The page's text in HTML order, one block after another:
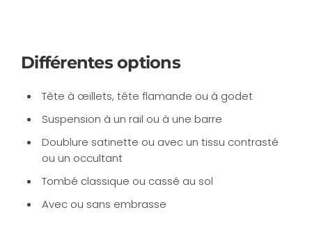
Différentes options
Tête à œillets, tête flamande ou à godet
Suspension à un rail ou à une barre
Doublure satinette ou avec un tissu contrasté
ou un occultant
Tombé classique ou cassé au sol
Avec ou sans embrasse